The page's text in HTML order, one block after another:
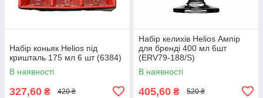
Набір коньяк Helios під
кришталь 175 мл 6 шт (6384)
В наявності
327,60 ₴ 420 ₴
Набір келихів Helios Ампір
для бренді 400 мл 6шт
(ERV79-188/S)
В наявності
405,60 ₴ 520 ₴